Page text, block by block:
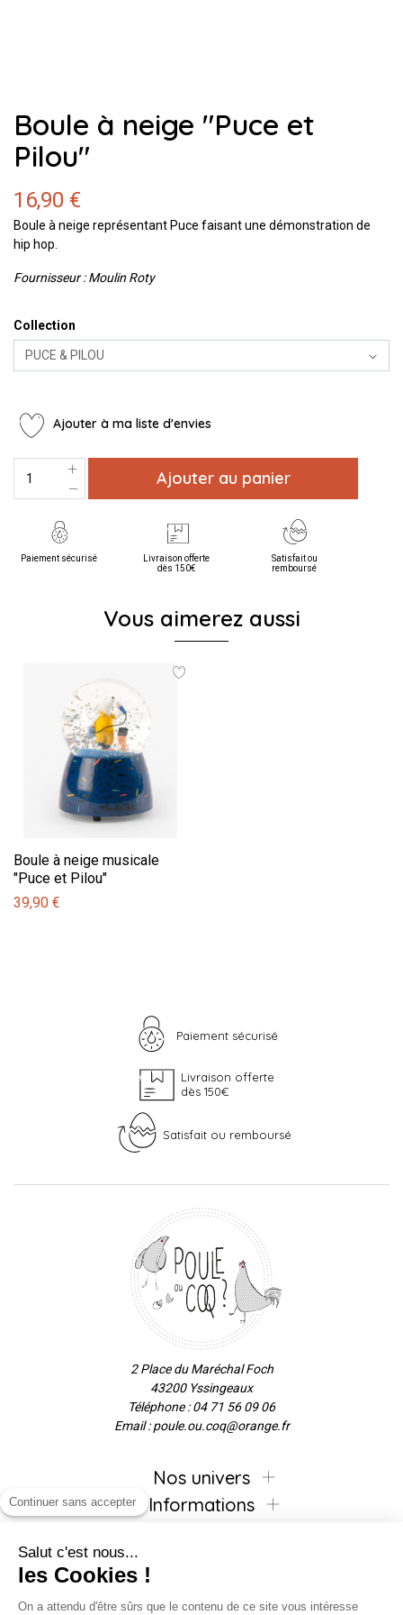
Boule à neige "Puce et
Pilou"
16,90 €
Boule à neige représentant Puce faisant une démonstration de
hip hop.
Fournisseur : Moulin Roty
Collection
Ajouter à ma liste d'envies
Ajouter au panier
Paiement sécurisé
Livraison offerte
dès 150€
Satisfait ou
remboursé
Vous aimerez aussi
Boule à neige musicale
"Puce et Pilou"
39,90 €
Paiement sécurisé
Livraison offerte
dès 150€
Satisfait ou remboursé
2 Place du Maréchal Foch
43200 Yssingeaux
Téléphone : 04 71 56 09 06
Email : poule.ou.coq@orange.fr
Nos univers
Informations
Inscrivez-vous à la newsletter !
Continuer sans accepter
Salut c'est nous...
les Cookies !
On a attendu d'être sûrs que le contenu de ce site vous intéresse